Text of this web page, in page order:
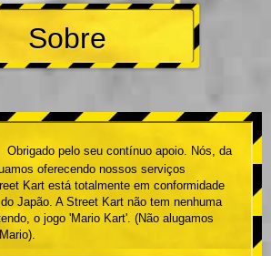
Sobre
Obrigado pelo seu contínuo apoio. Nós, da
oferecendo nossos serviços
Kart está totalmente em conformidade
Japão. A Street Kart não tem nenhuma
o jogo 'Mario Kart'. (Não alugamos